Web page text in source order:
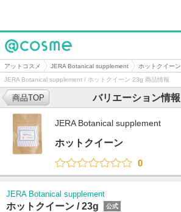
@cosme
アットコスメ JERA Botanical supplement ホットクイーン
JERA Botanical supplement / ホットクイーン 23g 商品情報
バリエーション情報
商品TOP
JERA Botanical supplement
ホットクイーン
0
JERA Botanical supplement
ホットクイーン /23g 公式